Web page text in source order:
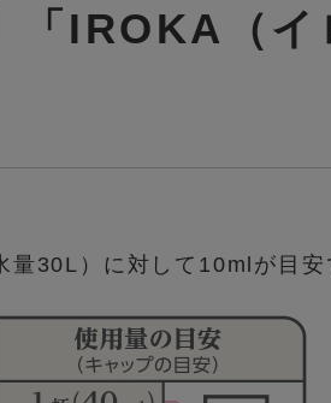
「IROKA（
30L）に対して10mlが目安